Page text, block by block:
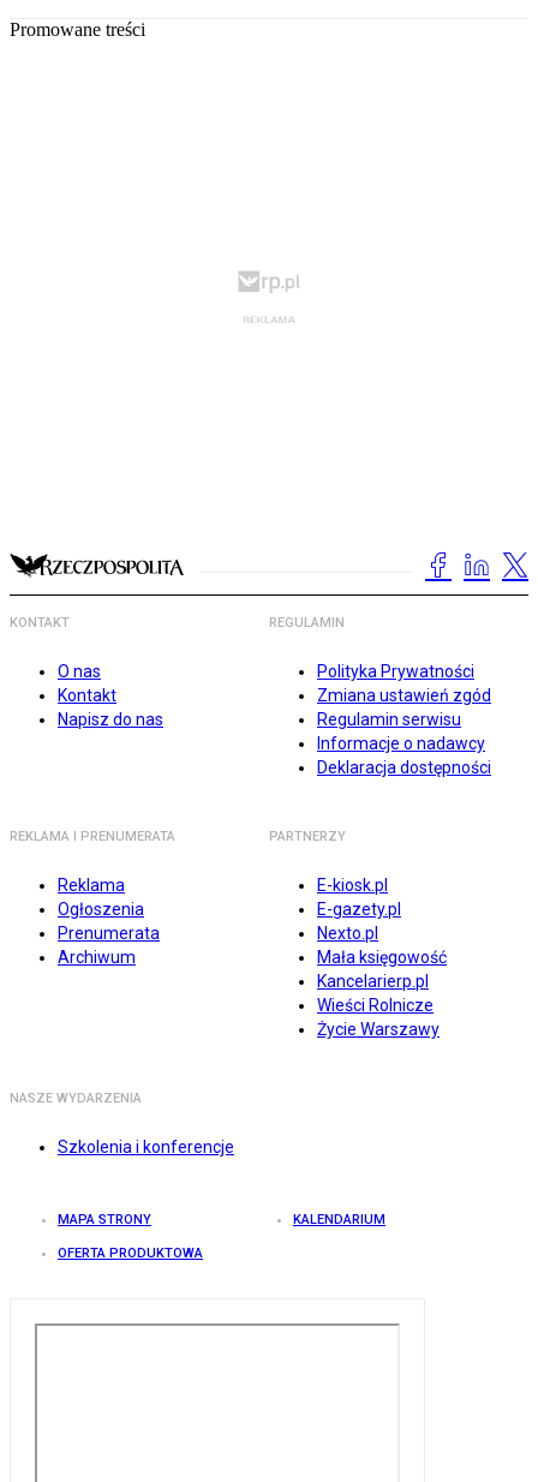
Promowane treści
KONTAKT
O nas
Kontakt
Napisz do nas
REGULAMIN
Polityka Prywatności
Zmiana ustawień zgód
Regulamin serwisu
Informacje o nadawcy
Deklaracja dostępności
REKLAMA I PRENUMERATA
Reklama
Ogłoszenia
Prenumerata
Archiwum
PARTNERZY
E-kiosk.pl
E-gazety.pl
Nexto.pl
Mała księgowość
Kancelarierp.pl
Wieści Rolnicze
Życie Warszawy
NASZE WYDARZENIA
Szkolenia i konferencje
MAPA STRONY KALENDARIUM
OFERTA PRODUKTOWA